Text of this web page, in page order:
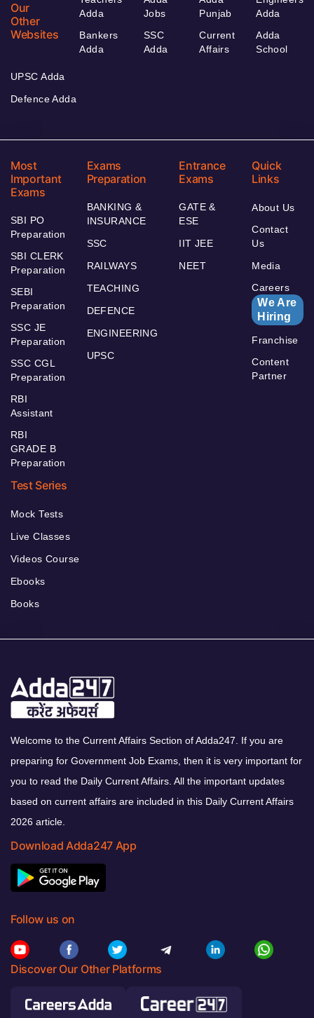
Our
Other
Websites
Adda
Bankers
Adda
Jobs
SSC
Adda
Punjab
Current
Affairs
Adda
Adda
School
UPSC Adda
Defence Adda
Most
Important
Exams
SBI PO
Preparation
SBI CLERK
Preparation
SEBI
Preparation
SSC JE
Preparation
SSC CGL
Preparation
RBI
Assistant
RBI
GRADE B
Preparation
Exams
Preparation
BANKING &
INSURANCE
SSC
RAILWAYS
TEACHING
DEFENCE
ENGINEERING
UPSC
Entrance
Exams
GATE &
ESE
IIT JEE
NEET
Quick
Links
About Us
Contact
Us
Media
Careers
We Are
Hiring
Franchise
Content
Partner
Test Series
Mock Tests
Live Classes
Videos Course
Ebooks
Books
Welcome to the Current Affairs Section of Adda247. If you are
preparing for Government Job Exams, then it is very important for
you to read the Daily Current Affairs. All the important updates
based on current affairs are included in this Daily Current Affairs
2026 article.
Download Adda247 App
Follow us on
Discover Our Other Platforms